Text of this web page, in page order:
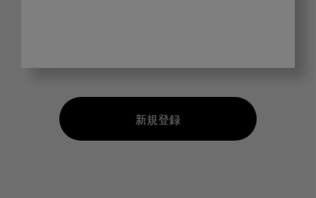
新規登録